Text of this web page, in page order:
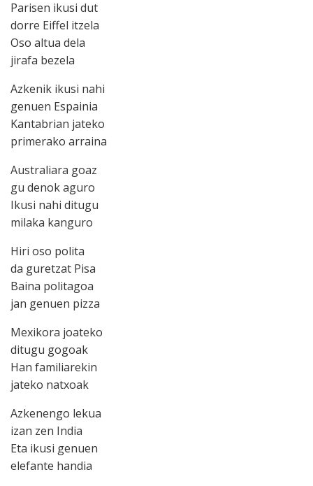
Parisen ikusi dut
dorre Eiffel itzela
Oso altua dela
jirafa bezela
Azkenik ikusi nahi
genuen Espainia
Kantabrian jateko
primerako arraina
Australiara goaz
gu denok aguro
Ikusi nahi ditugu
milaka kanguro
Hiri oso polita
da guretzat Pisa
Baina politagoa
jan genuen pizza
Mexikora joateko
ditugu gogoak
Han familiarekin
jateko natxoak
Azkenengo lekua
izan zen India
Eta ikusi genuen
elefante handia